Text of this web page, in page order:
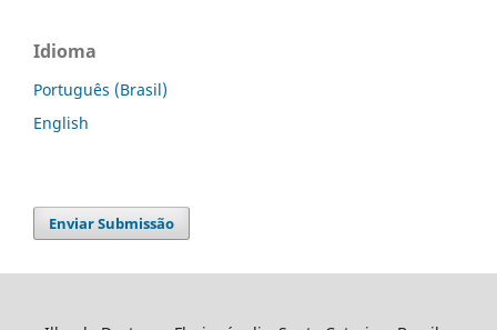
Idioma
Português (Brasil)
English
Enviar Submissão